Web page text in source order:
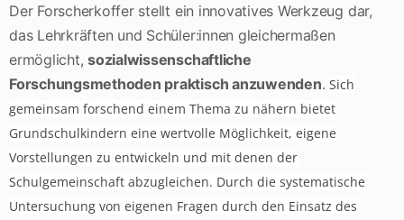
Der Forscherkoffer stellt ein innovatives Werkzeug dar,
das Lehrkräften und Schüler:innen gleichermaßen
ermöglicht,sozialwissenschaftliche
Forschungsmethoden praktisch anzuwenden.Sich
gemeinsam forschend einem Thema zu nähern bietet
Grundschulkindern eine wertvolle Möglichkeit, eigene
Vorstellungen zu entwickeln und mit denen der
Schulgemeinschaft abzugleichen. Durch die systematische
Untersuchung von eigenen Fragen durch den Einsatz des